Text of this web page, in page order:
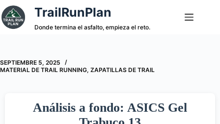
Saltar
al
contenido
TrailRunPlan
Donde termina el asfalto, empieza el reto.
SEPTIEMBRE 5, 2025
MATERIAL DE TRAIL RUNNING, ZAPATILLAS DE TRAIL
Análisis a fondo: ASICS Gel